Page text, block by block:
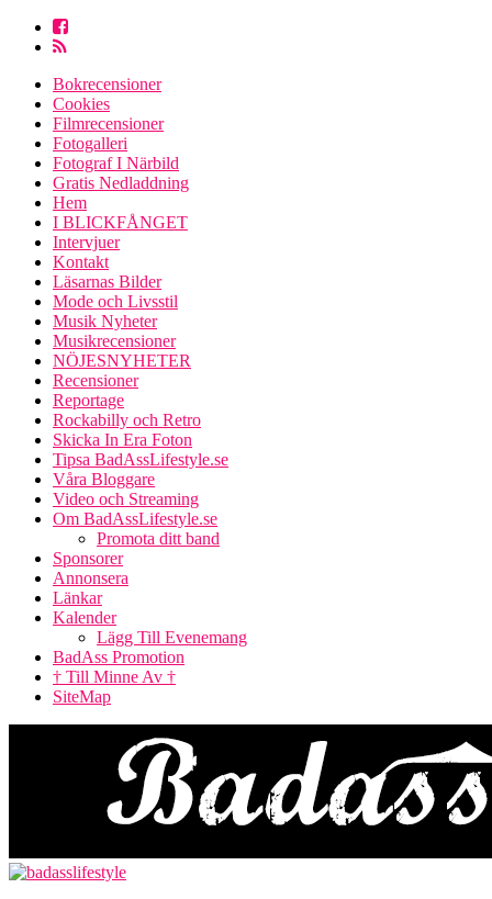
Bokrecensioner
Cookies
Filmrecensioner
Fotogalleri
Fotograf I Närbild
Gratis Nedladdning
Hem
I BLICKFÅNGET
Intervjuer
Kontakt
Läsarnas Bilder
Mode och Livsstil
Musik Nyheter
Musikrecensioner
NÖJESNYHETER
Recensioner
Reportage
Rockabilly och Retro
Skicka In Era Foton
Tipsa BadAssLifestyle.se
Våra Bloggare
Video och Streaming
Om BadAssLifestyle.se
Promota ditt band
Sponsorer
Annonsera
Länkar
Kalender
Lägg Till Evenemang
BadAss Promotion
† Till Minne Av †
SiteMap